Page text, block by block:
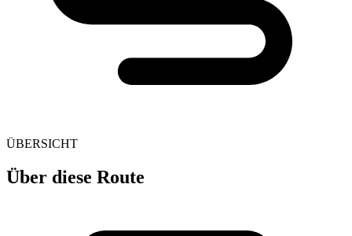
ÜBERSICHT
Über diese Route